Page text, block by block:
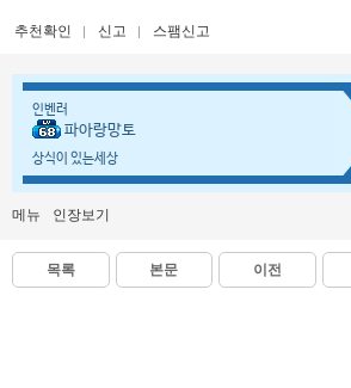
추천확인 신고 스팸신고
인벤러
파아랑망토
상식이 있는세상
메뉴 인장보기
목록 본문 이전